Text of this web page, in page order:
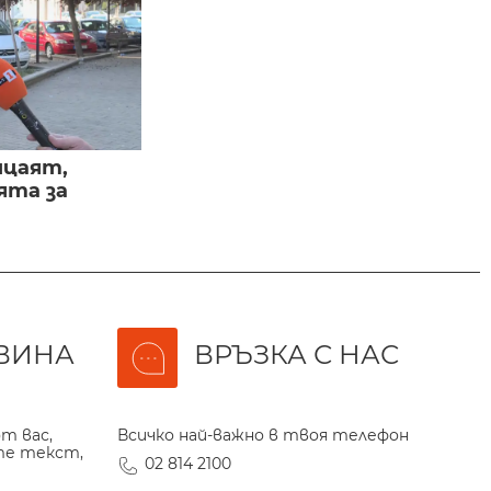
за
вас,
текст,
ВРЪЗКА С НАС
Всичко най-важно в твоя телефон
02 814 2100